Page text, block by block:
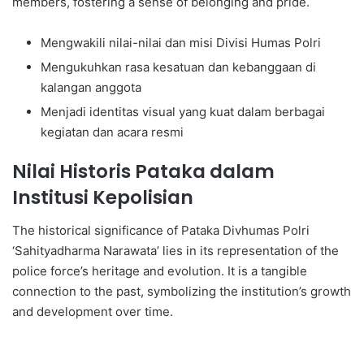
Mengwakili nilai-nilai dan misi Divisi Humas Polri
Mengukuhkan rasa kesatuan dan kebanggaan di
kalangan anggota
Menjadi identitas visual yang kuat dalam berbagai
kegiatan dan acara resmi
Nilai Historis Pataka dalam
Institusi Kepolisian
The historical significance of Pataka Divhumas Polri
‘Sahityadharma Narawata’ lies in its representation of the
police force’s heritage and evolution. It is a tangible
connection to the past, symbolizing the institution’s growth
and development over time.